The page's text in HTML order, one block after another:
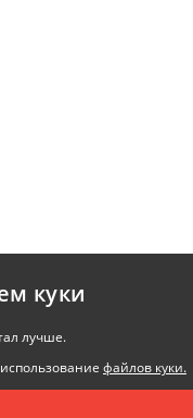
куки
лучше.
файлов куки.